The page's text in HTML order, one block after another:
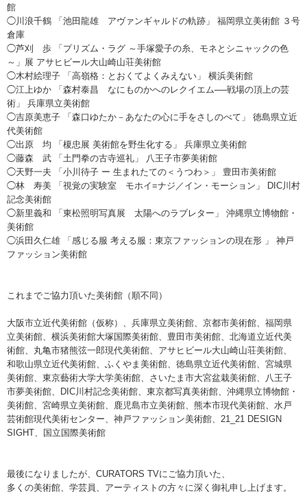
館
◯川浪千鶴 「池田龍雄 アヴァンギャルドの軌跡」 福岡県立美術館 ３号
倉庫
◯芦刈 歩 「プリズム・ラグ ～手塚愛子の糸、モネとシニャックの色
～」展 アサヒビール大山崎山荘美術館
◯木村絵理子 「高嶺格：とおくてよくみえない」 横浜美術館
◯江上ゆか 「森村泰昌 なにものかへのレクイエム──戦場の頂上の芸
術」 兵庫県立美術館
◯吉原美恵子 「森口ゆたか－あなたの心に手をさしのべて」 徳島県立近
代美術館
◯出原 均 「榎忠展 美術館を野生化する」 兵庫県立美術館
◯藤森 武 「土門拳の古寺巡礼」 八王子市夢美術館
◯天野一夫 「小川待子 ー 生まれたての＜うつわ＞」 豊田市美術館
◯林 寿美 「視覚の実験室 モホイ=ナジ／イン・モーション」 DIC川村
記念美術館
◯新里義和 「東松照明写真展 太陽へのラブレター」 沖縄県立博物館・
美術館
◯浜田久仁雄 「感じる服 考える服：東京ファッションの現在形 」 神戸
ファッション美術館
これまでご協力頂いた美術館（順不同）
大阪市立近代美術館（仮称）、兵庫県立美術館、京都市美術館、福岡県
立美術館、横浜美術館大塚国際美術館、豊田市美術館、北海道立近代美
術館、丸亀市猪熊弦一郎現代美術館、アサヒビール大山崎山荘美術館、
和歌山県立近代美術館、ふくやま美術館、徳島県立近代美術館、宮城県
美術館、東京藝術大学大学美術館、さいたま市大宮盆栽美術館、八王子
市夢美術館、DIC川村記念美術館、東京都写真美術館、沖縄県立博物館・
美術館、宮崎県立美術館、鹿児島市立美術館、熊本市現代美術館、水戸
芸術館現代美術センター、神戸ファッション美術館、21_21 DESIGN
SIGHT、国立国際美術館
最後になりましたが、CURATORS TVにご協力頂いた、
多くの美術館、学芸員、アーティストの方々に深く御礼申し上げます。